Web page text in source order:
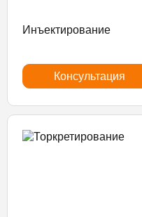
Инъектирование
Консультация